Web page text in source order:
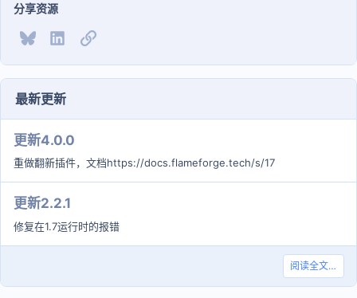
分享资源
Bluesky LinkedIn链接
最新更新
更新4.0.0
重做翻新插件，文档https://docs.flameforge.tech/s/17
更新2.2.1
修复在1.7运行时的报错
阅读全文…